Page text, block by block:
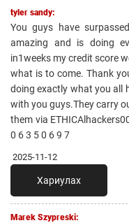
tyler sandy:
You guys have
amazing and is doing
in1weeks my credit score
what is to come. Thank
doing exactly what you all
with you guys.They carry
them via
0 6 3 5 0 6 9 7
2025-11-12
Хариулах
Marek Szypreski: